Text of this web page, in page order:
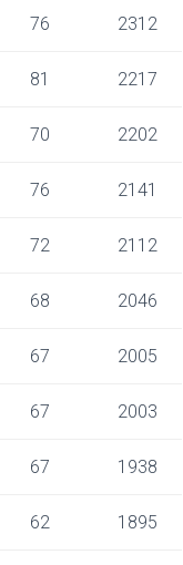
76 2312
81 2217
70 2202
76 2141
72 2112
68 2046
67 2005
67 2003
67 1938
62 1895